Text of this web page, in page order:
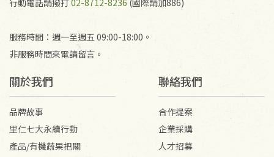
服務時間：週一至週五 09:00-18:00。
非服務時間來電請留言。
關於我們
品牌故事
里仁七大永續行動
產品/有機蔬果把關
聯絡我們
合作提案
企業採購
人才招募